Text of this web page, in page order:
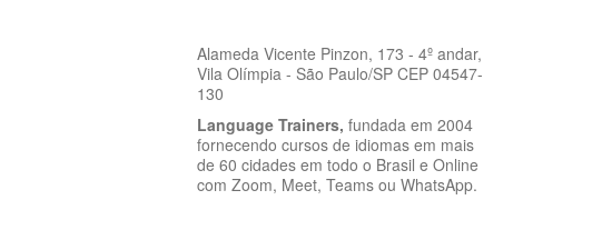
Alameda Vicente Pinzon, 173 - 4º andar,
Vila Olímpia - São Paulo/SP CEP 04547-
130
Language Trainers, fundada em 2004
fornecendo cursos de idiomas em mais
de 60 cidades em todo o Brasil e Online
com Zoom, Meet, Teams ou WhatsApp.